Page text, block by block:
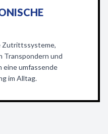
Zutrittssysteme,
Transpondern und
eine umfassende
im Alltag.